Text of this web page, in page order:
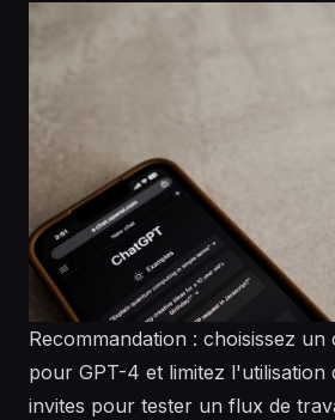
Recommandation : choisissez un
pour GPT-4 et limitez l'utilisation
invites pour tester un flux de